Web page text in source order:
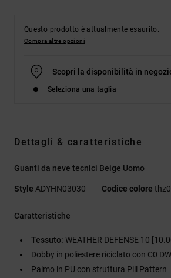
Questo prodotto è attualmente esaurito.
Compra altre opzioni
Scopri la disponibilità in
Seleziona una taglia
Dettagli & caratteristiche
Guanti da neve tecnici Beige Uomo
Style ADYHN03030 Codice colore thz0
Caratteristiche
Tessuto: WEATHER DEFENSE 10
Dobby in poliestere riciclato con C0
Palmo in PU con struttura Pill Pattern